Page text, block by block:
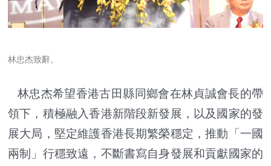
林忠杰致辭。
林忠杰希望香港古田縣同鄉會在林貞誠會長的帶
領下，積極融入香港新階段新發展，以及國家的發
展大局，堅定維護香港長期繁榮穩定，推動「一國
兩制」行穩致遠，不斷書寫自身發展和貢獻國家的